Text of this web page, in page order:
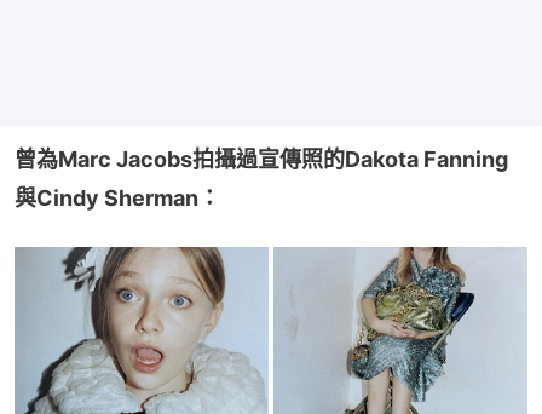
曾為Marc Jacobs拍攝過宣傳照的Dakota Fanning
與Cindy Sherman：